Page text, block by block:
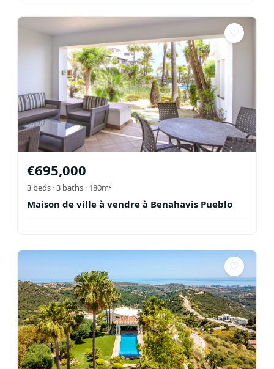
♡
€695,000
3 beds ·3 baths · 180m²
Maison de ville à vendre à Benahavis Pueblo
♡